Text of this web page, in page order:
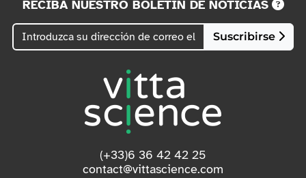
RECIBA NUESTRO BOLETÍN DE NOTICIAS
Suscribirse
(+33)6 36 42 42 25
contact@vittascience.com